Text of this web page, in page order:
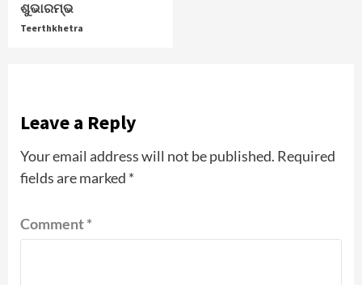
ଶୁଭାରମ୍ଭ
Teerthkhetra
Leave a Reply
Your email address will not be published. Required
fields are marked *
Comment*